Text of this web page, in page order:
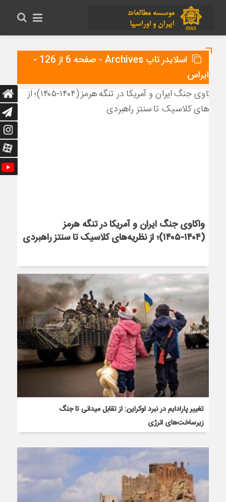
اسلایدر تاپ Archives - صفحه 6 از 126 -
ایراس
واکاوی جنگ ایران و آمریکا در تنگه هرمز
(۱۴۰۴-۱۴۰۵)؛ از نظریه‌های کلاسیک تا سنتز راهبردی
تغییر پارادایم در نبرد اوکراین: از تقابل میدانی تا جنگ
زیرساخت‌های انرژی